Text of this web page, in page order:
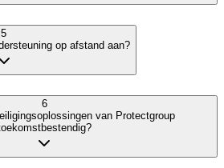
5
op afstand aan?
6
van Protectgroup